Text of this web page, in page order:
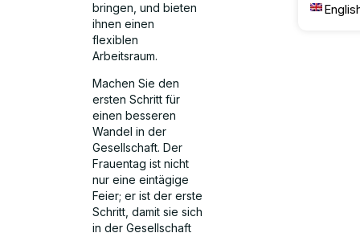
bringen, und bieten
ihnen einen
flexiblen
Arbeitsraum.
Machen Sie den
ersten Schritt für
einen besseren
Wandel in der
Gesellschaft. Der
Frauentag ist nicht
nur eine eintägige
Feier; er ist der erste
Schritt, damit sie sich
in der Gesellschaft